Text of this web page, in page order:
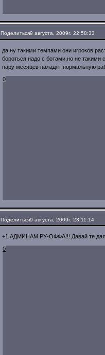
Поделиться9 августа, 2009г. 22:58:33
да ну такими темпами они игроков
бороться надо с ботами,но не такими
пару месяцев наладят нормвльную
0
Поделиться9 августа, 2009г. 23:11:14
+1 АДМИНАМ РУ-ОФФА!!! Давай те
0